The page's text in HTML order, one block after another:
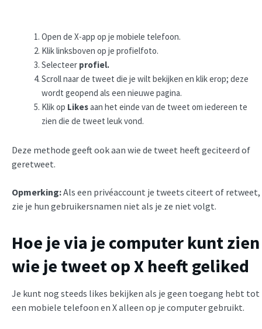
Open de X-app op je mobiele telefoon.
Klik linksboven op je profielfoto.
Selecteer profiel.
Scroll naar de tweet die je wilt bekijken en klik erop; deze
wordt geopend als een nieuwe pagina.
Klik op Likesaan het einde van de tweet om iedereen te
zien die de tweet leuk vond.
Deze methode geeft ook aan wie de tweet heeft geciteerd of
geretweet.
Opmerking:Als een privéaccount je tweets citeert of retweet,
zie je hun gebruikersnamen niet als je ze niet volgt.
Hoe je via je computer kunt zien
wie je tweet op X heeft geliked
Je kunt nog steeds likes bekijken als je geen toegang hebt tot
een mobiele telefoon en X alleen op je computer gebruikt.